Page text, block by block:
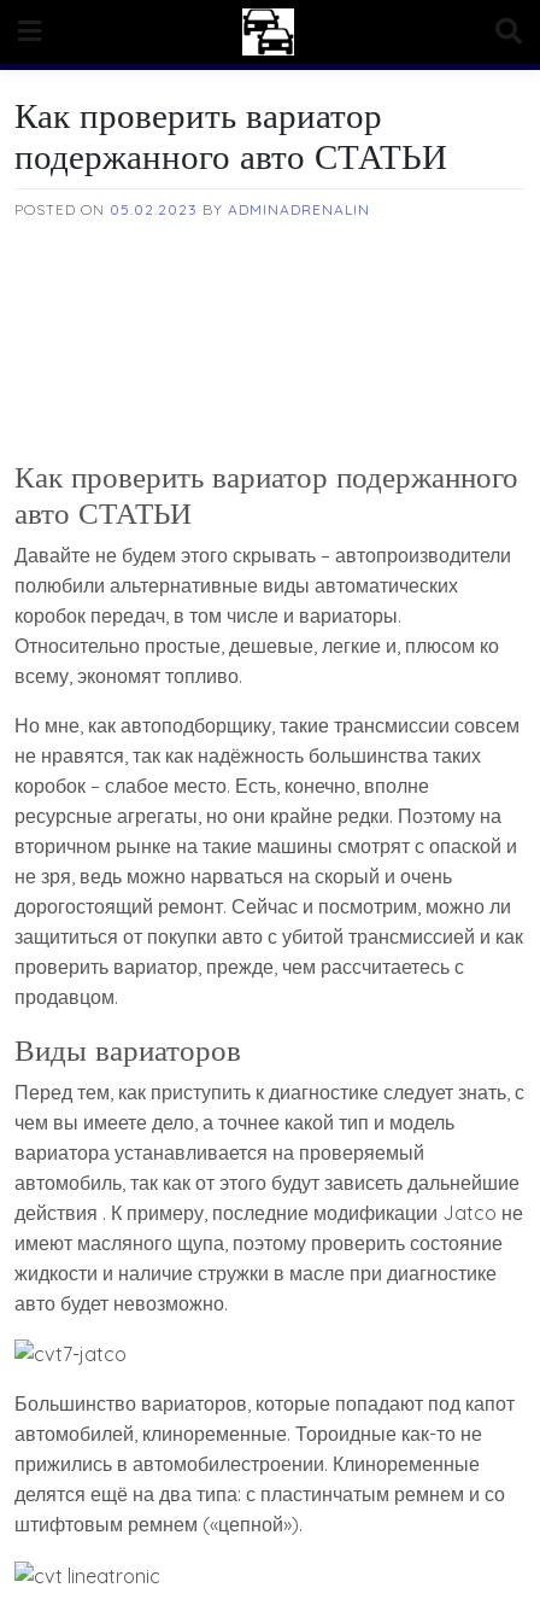
content
Как проверить вариатор
подержанного авто СТАТЬИ
POSTED ON 05.02.2023 BY ADMINADRENALIN
Как проверить вариатор подержанного
авто СТАТЬИ
Давайте не будем этого скрывать – автопроизводители
полюбили альтернативные виды автоматических
коробок передач, в том числе и вариаторы.
Относительно простые, дешевые, легкие и, плюсом ко
всему, экономят топливо.
Но мне, как автоподборщику, такие трансмиссии совсем
не нравятся, так как надёжность большинства таких
коробок – слабое место. Есть, конечно, вполне
ресурсные агрегаты, но они крайне редки. Поэтому на
вторичном рынке на такие машины смотрят с опаской и
не зря, ведь можно нарваться на скорый и очень
дорогостоящий ремонт. Сейчас и посмотрим, можно ли
защититься от покупки авто с убитой трансмиссией и как
проверить вариатор, прежде, чем рассчитаетесь с
продавцом.
Виды вариаторов
Перед тем, как приступить к диагностике следует знать, с
чем вы имеете дело, а точнее какой тип и модель
вариатора устанавливается на проверяемый
автомобиль, так как от этого будут зависеть дальнейшие
действия . К примеру, последние модификации Jatco не
имеют масляного щупа, поэтому проверить состояние
жидкости и наличие стружки в масле при диагностике
авто будет невозможно.
Большинство вариаторов, которые попадают под капот
автомобилей, клиноременные. Тороидные как-то не
прижились в автомобилестроении. Клиноременные
делятся ещё на два типа: с пластинчатым ремнем и со
штифтовым ремнем («цепной»).